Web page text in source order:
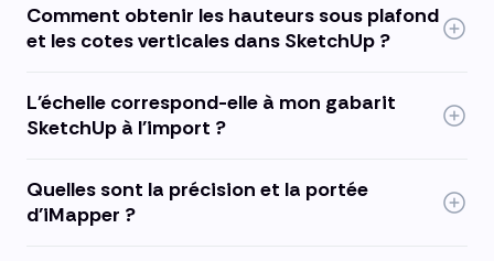
Comment obtenir les hauteurs sous plafond
et les cotes verticales dans SketchUp ?
L'échelle correspond-elle à mon gabarit
SketchUp à l'import ?
Quelles sont la précision et la portée
d'iMapper ?